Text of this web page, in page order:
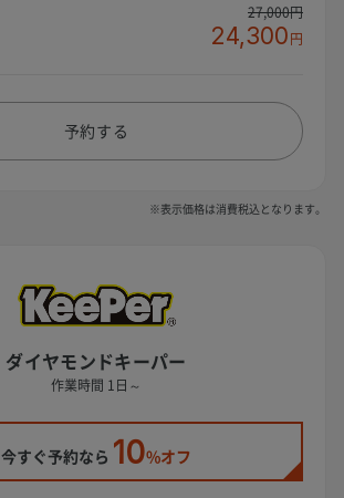
27,000円
24,300円
予約する
※表示価格は消費税込となります。
ダイヤモンドキーパー
作業時間 1日～
今すぐ予約なら 10%オフ